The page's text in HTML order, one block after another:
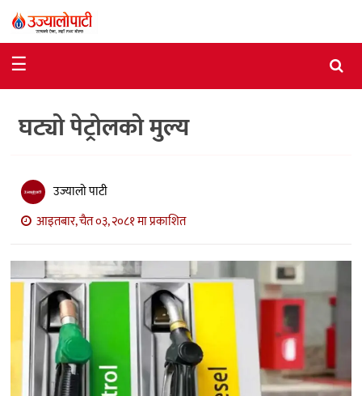
राजनीति
विशेष
विचार
अन्तर्वार्ता
मनोरञ्जन
विज्ञान
प्रविधि
खेलकुद
अन्य
☰
घट्यो पेट्रोलको मुल्य
उज्यालो पाटी
आइतबार, चैत ०३, २०८१ मा प्रकाशित